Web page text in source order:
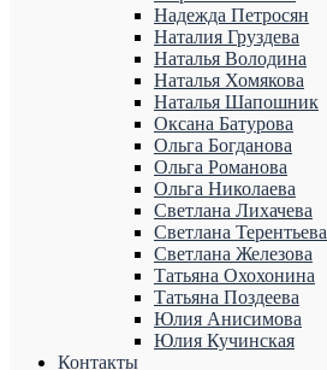
Надежда Петросян
Наталия Груздева
Наталья Володина
Наталья Хомякова
Наталья Шапошник
Оксана Батурова
Ольга Богданова
Ольга Романова
Ольга Николаева
Светлана Лихачева
Светлана Терентьева
Светлана Железова
Татьяна Охохонина
Татьяна Поздеева
Юлия Анисимова
Юлия Кучинская
Контакты